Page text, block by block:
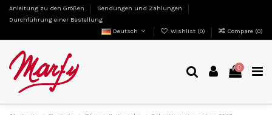
Anleitung zu den Größen
Sendungen und Zahlungen
Durchführung einer Bestellung
Deutsch
Wishlist (0) Compare (0)
0